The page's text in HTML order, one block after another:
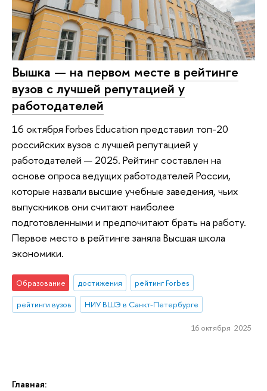
Главная:
Вышка — на первом месте в рейтинге
вузов с лучшей репутацией у
работодателей
16 октября Forbes Education представил топ-20
российских вузов с лучшей репутацией у
работодателей — 2025. Рейтинг составлен на
основе опроса ведущих работодателей России,
которые назвали высшие учебные заведения, чьих
выпускников они считают наиболее
подготовленными и предпочитают брать на работу.
Первое место в рейтинге заняла Высшая школа
экономики.
Образование достижения
рейтинг Forbes
рейтинги вузов
НИУ ВШЭ в Санкт-Петербурге
16 октября 2025